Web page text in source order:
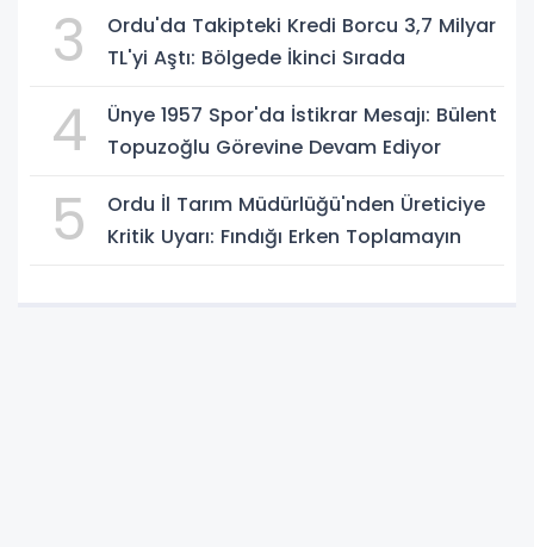
3
Ordu'da Takipteki Kredi Borcu 3,7 Milyar
TL'yi Aştı: Bölgede İkinci Sırada
4
Ünye 1957 Spor'da İstikrar Mesajı: Bülent
Topuzoğlu Görevine Devam Ediyor
5
Ordu İl Tarım Müdürlüğü'nden Üreticiye
Kritik Uyarı: Fındığı Erken Toplamayın